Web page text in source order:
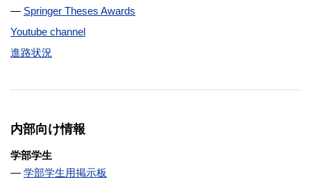
Springer Theses Awards
Youtube channel
進路状況
内部向け情報
学部学生
学部学生用掲示板